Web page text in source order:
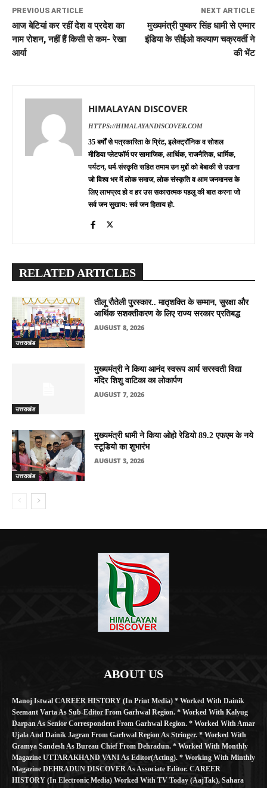
PREVIOUS ARTICLE
आज बेटियां कर रहीं देश व प्रदेश का
नाम रोशन, नहीं हैं किसी से कम- रेखा
आर्या
NEXT ARTICLE
मुख्यमंत्री पुष्कर सिंह धामी से एम्मार
इंडिया के सीईओ कल्याण चक्रवर्ती ने
की भेंट
HIMALAYAN DISCOVER
HTTPS://HIMALAYANDISCOVER.COM
35 बर्षों से पत्रकारिता के प्रिंट, इलेक्ट्रॉनिक व सोशल
मीडिया प्लेटफॉर्म पर सामाजिक, आर्थिक, राजनैतिक, धार्मिक,
पर्यटन, धर्म-संस्कृति सहित तमाम उन मुद्दों को बेबाकी से उठाना
जो विश्व भर में लोक समाज, लोक संस्कृति व आम जनमानस के
लिए लाभप्रद हो व हर उस सकारात्मक पहलु की बात करना जो
सर्व जन सुखाय: सर्व जन हिताय हो.
RELATED ARTICLES
उत्तराखंड
तीलू रौतेली पुरस्कार.. मातृशक्ति के सम्मान, सुरक्षा और
आर्थिक सशक्तीकरण के लिए राज्य सरकार प्रतिबद्ध
AUGUST 8, 2026
उत्तराखंड
मुख्यमंत्री ने किया आनंद स्वरूप आर्य सरस्वती विद्या
मंदिर शिशु वाटिका का लोकार्पण
AUGUST 7, 2026
उत्तराखंड
मुख्यमंत्री धामी ने किया ओहो रेडियो 89.2 एफएम के नये
स्टूडियो का शुभारंभ
AUGUST 3, 2026
ABOUT US
Manoj Istwal CAREER HISTORY (in Print Media) * Worked With Dainik
Seemant Varta As Sub-Editor From Garhwal Region. * Worked With Kalyug
Darpan As Senior Correspondent From Garhwal Region. * Worked With Amar
Ujala And Dainik Jagran From Garhwal Region As Stringer. * Worked With
Gramya Sandesh As Bureau Chief From Dehradun. * Worked With Monthly
Magazine UTTARAKHAND VANI As Editor(Acting). * Working With Minthly
Magazine DEHRADUN DISCOVER As Associate Editor. CAREER
HISTORY (in Electronic Media) Worked With TV Today (AajTak), Sahara